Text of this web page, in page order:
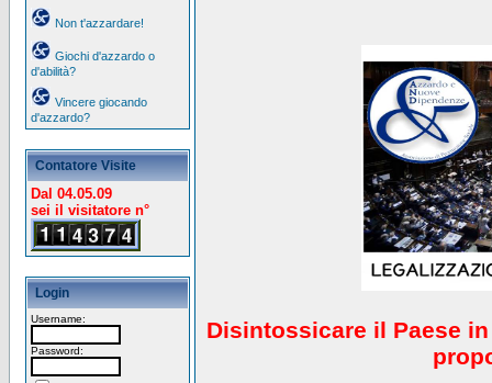
Non t'azzardare!
Giochi d'azzardo o
d'abilità?
Vincere giocando
d'azzardo?
Contatore Visite
Dal 04.05.09
sei il visitatore n°
Login
Username:
Password:
Disintossicare il Paese